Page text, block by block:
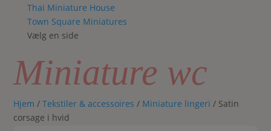
Thai Miniature House
Town Square Miniatures
Vælg en side
Miniature wc
Hjem /Tekstiler & accessoires / Miniature lingeri / Satin
corsage i hvid